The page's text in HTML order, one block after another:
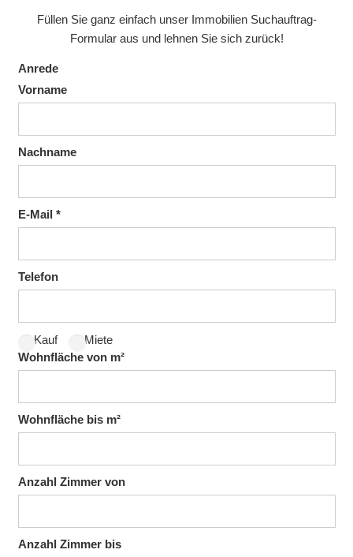
Füllen Sie ganz einfach unser Immobilien Suchauftrag-
Formular aus und lehnen Sie sich zurück!
Anrede
Vorname
Nachname
E-Mail *
Telefon
Kauf
Miete
Wohnfläche von m²
Wohnfläche bis m²
Anzahl Zimmer von
Anzahl Zimmer bis